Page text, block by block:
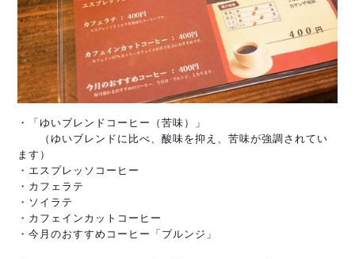
・「ゆいブレンドコーヒー（苦味）」
（ゆいブレンドに比べ、酸味を抑え、苦味が強調されてい
ます）
・エスプレッソコーヒー
・カフェラテ
・ソイラテ
・カフェインカットコーヒー
・今月のおすすめコーヒー「ブルンジ」